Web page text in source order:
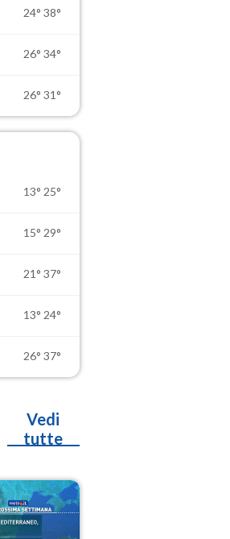
24° 38°
26° 34°
26° 31°
13° 25°
15° 29°
21° 37°
13° 24°
26° 37°
Vedi
tutte